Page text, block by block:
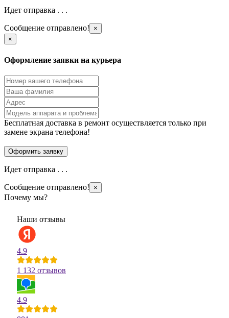
Идет отправка . . .
Сообщение отправлено!
×
×
Оформление заявки на курьера
Бесплатная доставка в ремонт осуществляется только при
замене экрана телефона!
Идет отправка . . .
Сообщение отправлено! ×
Почему мы?
Наши отзывы
4.9
1 132 отзывов
4.9